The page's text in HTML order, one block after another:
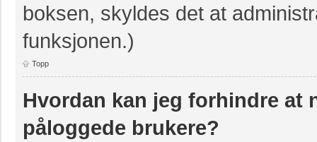
boksen, skyldes det at
funksjonen.)
Topp
Hvordan kan jeg forhindre
påloggede brukere?